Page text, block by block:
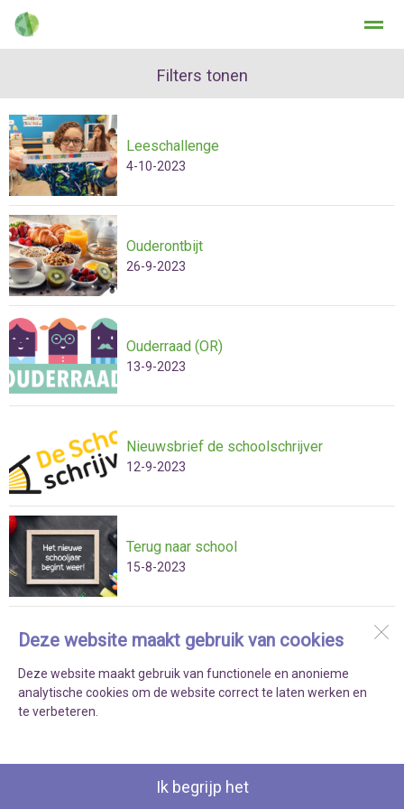
Home Zoeken Nieuws
Deze website maakt gebruik van cookies
Deze website maakt gebruik van functionele en anonieme
analytische cookies om de website correct te laten werken en
te verbeteren.
Ik begrijp het
Filters tonen
Leeschallenge
4-10-2023
Ouderontbijt
26-9-2023
Ouderraad (OR)
13-9-2023
Nieuwsbrief de schoolschrijver
12-9-2023
Terug naar school
15-8-2023
Kindcentrum SPELEON
2512 JT Den Haag
Ziber DS4